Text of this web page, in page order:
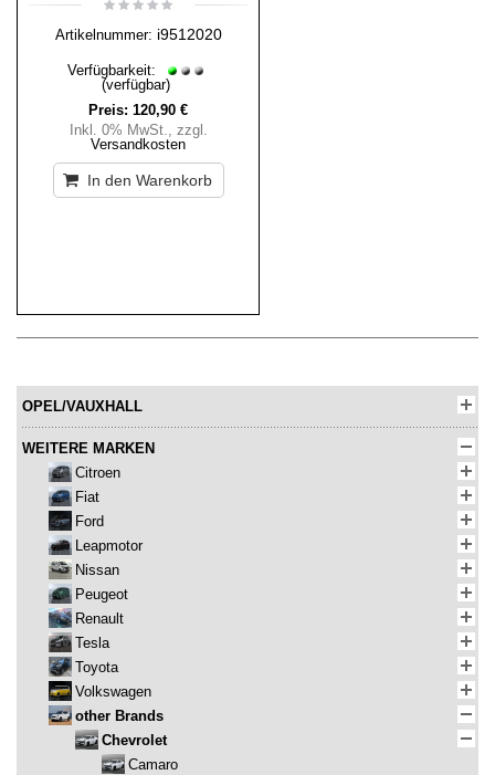
Artikelnummer: i9512020
Verfügbarkeit:
(verfügbar)
Preis: 120,90 €
Inkl. 0% MwSt., zzgl.
Versandkosten
In den Warenkorb
OPEL/VAUXHALL
WEITERE MARKEN
Citroen
Fiat
Ford
Leapmotor
Nissan
Peugeot
Renault
Tesla
Toyota
Volkswagen
other Brands
Chevrolet
Camaro